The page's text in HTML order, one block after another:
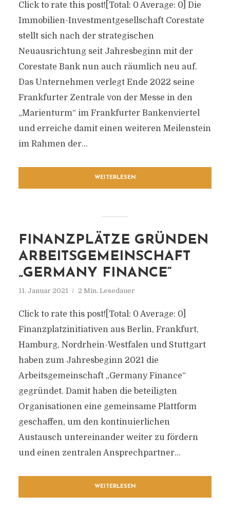
Click to rate this post![Total: 0 Average: 0] Die
Immobilien-Investmentgesellschaft Corestate
stellt sich nach der strategischen
Neuausrichtung seit Jahresbeginn mit der
Corestate Bank nun auch räumlich neu auf.
Das Unternehmen verlegt Ende 2022 seine
Frankfurter Zentrale von der Messe in den
„Marienturm“ im Frankfurter Bankenviertel
und erreiche damit einen weiteren Meilenstein
im Rahmen der...
WEITERLESEN
FINANZPLÄTZE GRÜNDEN
ARBEITSGEMEINSCHAFT
„GERMANY FINANCE“
11. Januar 2021 2 Min. Lesedauer
Click to rate this post![Total: 0 Average: 0]
Finanzplatzinitiativen aus Berlin, Frankfurt,
Hamburg, Nordrhein-Westfalen und Stuttgart
haben zum Jahresbeginn 2021 die
Arbeitsgemeinschaft „Germany Finance“
gegründet. Damit haben die beteiligten
Organisationen eine gemeinsame Plattform
geschaffen, um den kontinuierlichen
Austausch untereinander weiter zu fördern
und einen zentralen Ansprechpartner...
WEITERLESEN